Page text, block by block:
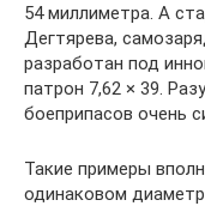
54 миллиметра. А
Дегтярева,
разработан под
патрон 7,62 × 39.
боеприпасов очень
Такие примеры
одинаковом